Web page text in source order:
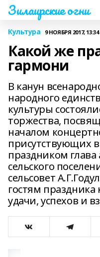
Зилаирские огни
Культура 9 НОЯБРЯ 2017, 13:34
Какой же
гармони
В канун
народного
культуры
торжества,
началом
присутствующих
праздником
сельского
сельсовет
гостям праздника
удачи, успехов и